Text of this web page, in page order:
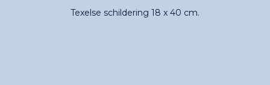
Texelse schildering 18 x 40 cm.